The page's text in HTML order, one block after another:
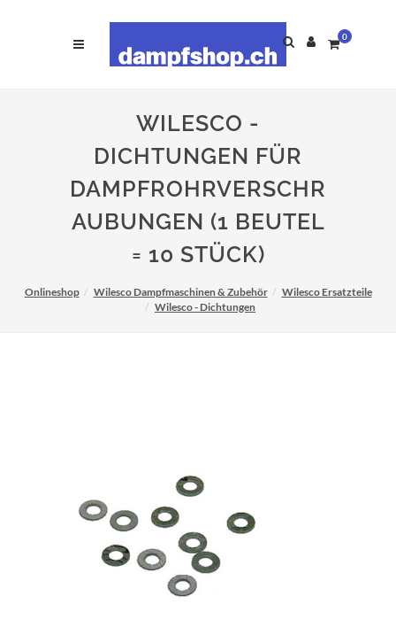
0
WILESCO -
DICHTUNGEN FÜR
DAMPFROHRVERSCHR
AUBUNGEN (1 BEUTEL
= 10 STÜCK)
Onlineshop Wilesco Dampfmaschinen & Zubehör
Wilesco Ersatzteile
Wilesco - Dichtungen